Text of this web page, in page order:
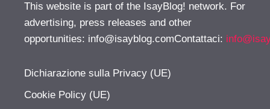
This website is part of the IsayBlog! network. For
advertising, press releases and other
opportunities: info@isayblog.comContattaci:
Dichiarazione sulla Privacy (UE)
Cookie Policy (UE)